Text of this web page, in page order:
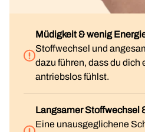
Müdigkeit & wenig
Stoffwechsel und
dazu führen, dass du dich
antriebslos fühlst.
Langsamer Stoffwechsel
Eine unausgeglichene